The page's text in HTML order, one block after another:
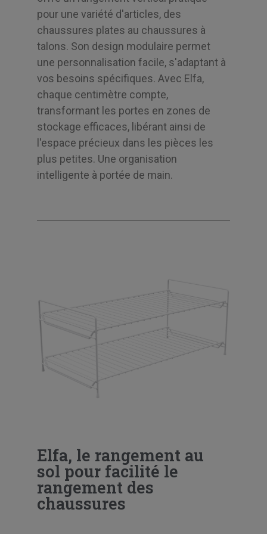
pour une variété d'articles, des
chaussures plates au chaussures à
talons. Son design modulaire permet
une personnalisation facile, s'adaptant à
vos besoins spécifiques. Avec Elfa,
chaque centimètre compte,
transformant les portes en zones de
stockage efficaces, libérant ainsi de
l'espace précieux dans les pièces les
plus petites. Une organisation
intelligente à portée de main.
Elfa, le rangement au
sol pour facilité le
rangement des
chaussures